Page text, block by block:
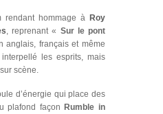
rendant hommage à Roy
, reprenant « Sur le pont
anglais, français et même
les esprits, mais
scène.
d’énergie qui place des
plafond façon Rumble in